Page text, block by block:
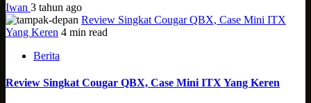
Iwan 3 tahun ago
Review Singkat Cougar QBX, Case Mini ITX
Yang Keren 4 min read
Berita
Review Singkat Cougar QBX, Case Mini ITX Yang Keren